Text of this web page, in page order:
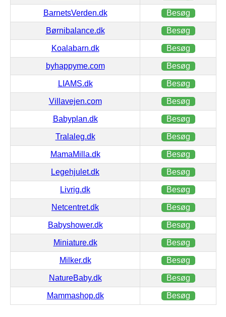
BarnetsVerden.dk Besøg
Børnibalance.dk Besøg
Koalabarn.dk Besøg
byhappyme.com Besøg
LIAMS.dk Besøg
Villavejen.com Besøg
Babyplan.dk Besøg
Tralaleg.dk Besøg
MamaMilla.dk Besøg
Legehjulet.dk Besøg
Livrig.dk Besøg
Netcentret.dk Besøg
Babyshower.dk Besøg
Miniature.dk Besøg
Milker.dk Besøg
NatureBaby.dk Besøg
Mammashop.dk Besøg